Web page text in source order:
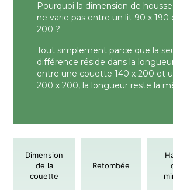
Pourquoi la dimension de
ne varie pas entre un lit 90 x
200 ?
Tout simplement parce que la
différence réside dans la
entre une couette 140 x 200 et
200 x 200, la longueur reste la
Dimension
de la
couette
Retombée